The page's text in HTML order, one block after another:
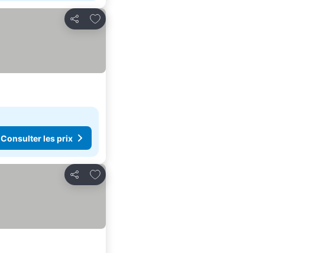
Partager
Ajouter à mes favoris
Consulter les prix
Partager
Ajouter à mes favoris